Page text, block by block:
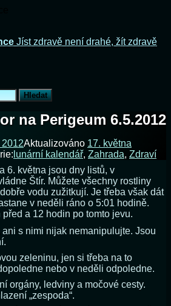
Jíst zdravě není drahé, žít zdravě
na Perigeum 6.5.2012
Aktualizováno 17. května
lunární kalendář, Zahrada, Zdraví
6. května jsou dny listů, v
Štír. Můžete všechny rostliny
vodu zužitkují. Je třeba však dát
v neděli ráno o 5:01 hodině.
a 12 hodin po tomto jevu.
s nimi nijak nemanipulujte. Jsou
zeleninu, jen si třeba na to
nebo v neděli odpoledne.
orgány, ledviny a močové cesty.
„zespoda“.